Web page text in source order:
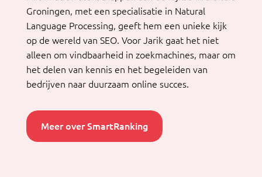
Groningen, met een specialisatie in Natural
Language Processing, geeft hem een unieke kijk
op de wereld van SEO. Voor Jarik gaat het niet
alleen om vindbaarheid in zoekmachines, maar om
het delen van kennis en het begeleiden van
bedrijven naar duurzaam online succes.
Meer over SmartRanking